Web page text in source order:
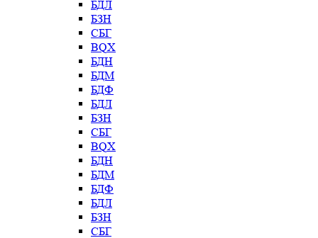
БДЛ
БЗН
СБГ
BQX
БДН
БДМ
БДФ
БДЛ
БЗН
СБГ
BQX
БДН
БДМ
БДФ
БДЛ
БЗН
СБГ